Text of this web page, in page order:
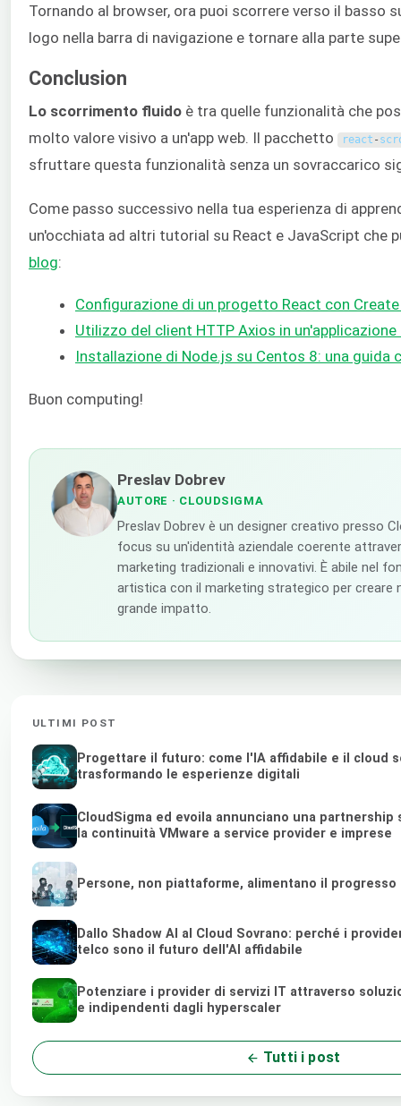
Tornando al browser, ora puoi scorrere verso il basso
logo nella barra di navigazione e tornare alla parte
Conclusion
Lo scorrimento fluido è tra quelle funzionalità che
molto valore visivo a un'app web. Il pacchetto
react -
sfruttare questa funzionalità senza un sovraccarico
Come passo successivo nella tua esperienza di
un'occhiata ad altri tutorial su React e JavaScript che
blog:
Configurazione di un progetto React con
Utilizzo del client HTTP Axios in
Installazione di Node.js su Centos 8: una guida
Buon computing!
Preslav Dobrev
AUTORE · CLOUDSIGMA
Preslav Dobrev è un designer creativo presso
focus su un'identità aziendale coerente
marketing tradizionali e innovativi. È abile nel
artistica con il marketing strategico per creare
grande impatto.
ULTIMI POST
Progettare il futuro: come l'IA affidabile e il cloud
trasformando le esperienze digitali
CloudSigma ed evoila annunciano una
la continuità VMware a service provider e imprese
Persone, non piattaforme, alimentano il progresso
Dallo Shadow AI al Cloud Sovrano: perché i
telco sono il futuro dell'AI affidabile
Potenziare i provider di servizi IT attraverso
e indipendenti dagli hyperscaler
Tutti i post